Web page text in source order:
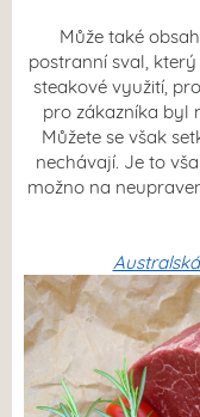
Může také
postranní sval,
steakové využití,
pro zákazníka byl
Můžete se však
nechávají. Je to
možno na